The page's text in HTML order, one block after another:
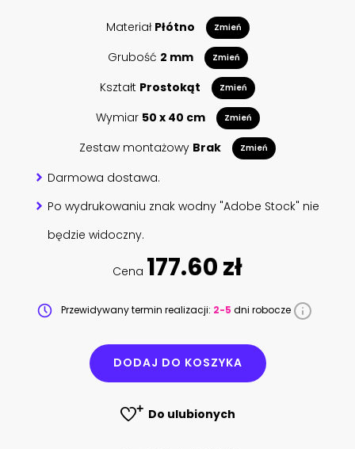
Materiał Płótno Zmień
Grubość 2 mm Zmień
Kształt Prostokąt Zmień
Wymiar 50 x 40 cm Zmień
Zestaw montażowy Brak Zmień
Darmowa dostawa.
Po wydrukowaniu znak wodny "Adobe Stock" nie
będzie widoczny.
Cena 177.60 zł
Przewidywany termin realizacji: 2-5 dni robocze
DODAJ DO KOSZYKA
Do ulubionych